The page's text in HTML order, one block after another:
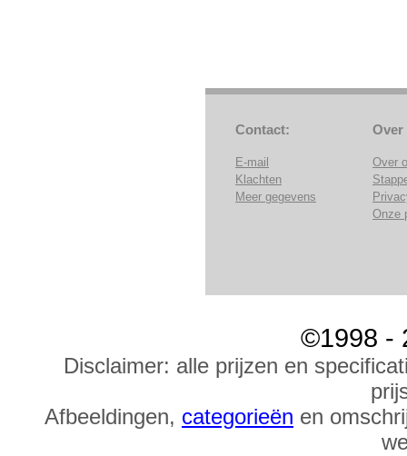
Contact:
E-mail
Klachten
Meer gegevens
Over
Over
Onze
©1998 -
Disclaimer: alle prijzen en
Afbeeldingen, categorieën en